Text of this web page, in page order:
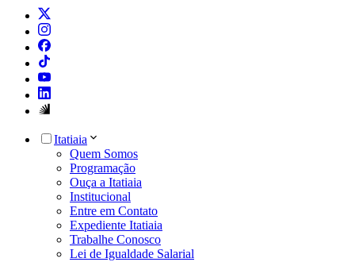
Itatiaia
Quem Somos
Programação
Ouça a Itatiaia
Institucional
Entre em Contato
Expediente Itatiaia
Trabalhe Conosco
Lei de Igualdade Salarial